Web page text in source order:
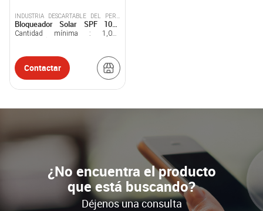
INDUSTRIA DESCARTABLE DEL PERU
S.A.C.
Bloqueador Solar SPF 100+
Salvy Natural en Tubo por 100g
Cantidad mínima : 1,000
Contactar
¿No encuentra el producto
que está buscando?
Déjenos una consulta